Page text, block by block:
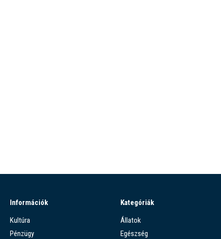
Információk
Kultúra
Pénzügy
Kategóriák
Állatok
Egészség